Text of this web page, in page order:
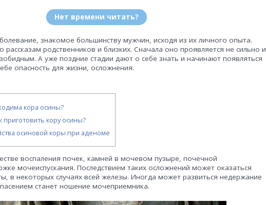
Нет времени читать?
знакомое большинству мужчин, исходя из их личного опыта.
родственников и близких. Сначала оно проявляется не сильно и
А уже поздние стадии дают о себе знать и начинают появляться
опасность для жизни, осложнения.
кора осины?
приготовить кору осины?
осиновой коры при аденоме
воспаления почек, камней в мочевом пузыре, почечной
мочеиспускания. Последствием таких осложнений может оказаться
в некоторых случаях всей железы. Иногда может развиться недержание
станет ношение мочеприемника.